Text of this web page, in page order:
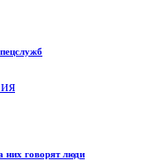
них говорят люди